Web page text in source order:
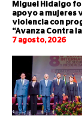
Miguel Hidalgo
apoyo a mujeres
violencia con
“Avanza Contra
7 agosto, 2026